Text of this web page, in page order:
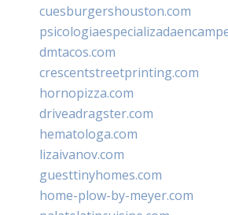
cuesburgershouston.com
dmtacos.com
crescentstreetprinting.com
hornopizza.com
driveadragster.com
hematologa.com
lizaivanov.com
guesttinyhomes.com
home-plow-by-meyer.com